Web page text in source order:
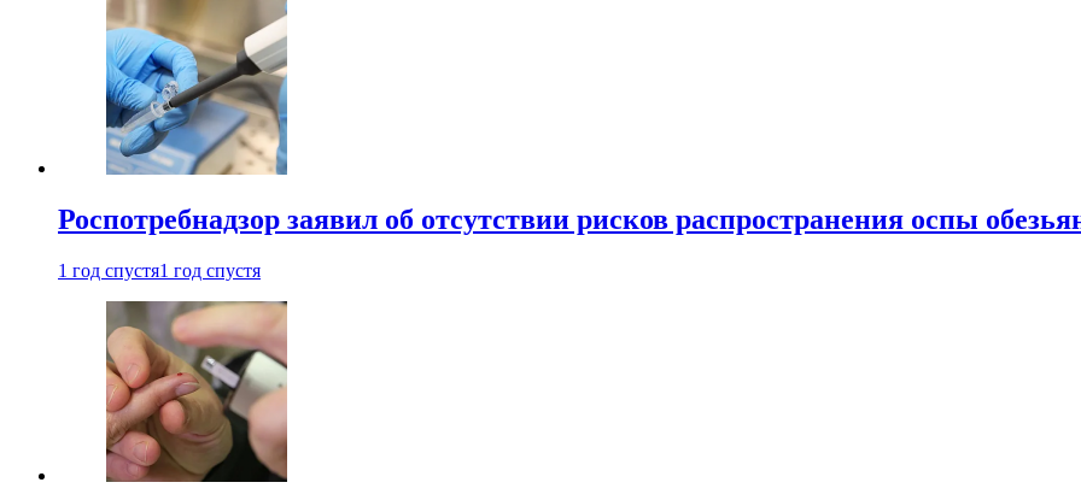
Роспотребнадзор заявил об отсутствии рисков распространения оспы
1 год спустя1 год спустя